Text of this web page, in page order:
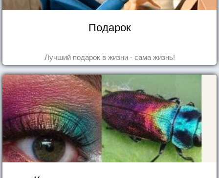
Подарок
Лучший подарок в жизни - сама жизнь!